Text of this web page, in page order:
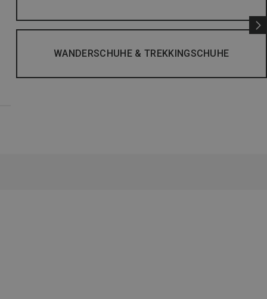
WANDERSCHUHE & TREKKINGSCHUHE